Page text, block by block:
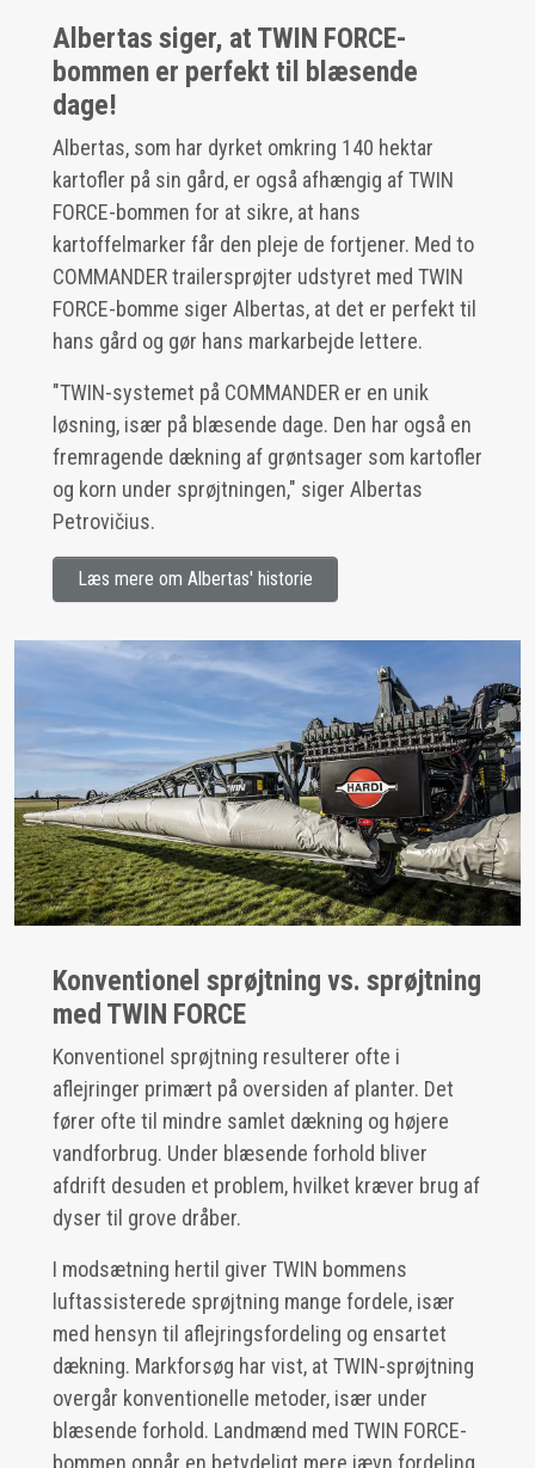
Albertas siger, at TWIN FORCE-
bommen er perfekt til blæsende
dage!
Albertas, som har dyrket omkring 140 hektar
kartofler på sin gård, er også afhængig af TWIN
FORCE-bommen for at sikre, at hans
kartoffelmarker får den pleje de fortjener. Med to
COMMANDER trailersprøjter udstyret med TWIN
FORCE-bomme siger Albertas, at det er perfekt til
hans gård og gør hans markarbejde lettere.
"TWIN-systemet på COMMANDER er en unik
løsning, især på blæsende dage. Den har også en
fremragende dækning af grøntsager som kartofler
og korn under sprøjtningen," siger Albertas
Petrovičius.
Læs mere om Albertas' historie
Konventionel sprøjtning vs. sprøjtning
med TWIN FORCE
Konventionel sprøjtning resulterer ofte i
aflejringer primært på oversiden af planter. Det
fører ofte til mindre samlet dækning og højere
vandforbrug. Under blæsende forhold bliver
afdrift desuden et problem, hvilket kræver brug af
dyser til grove dråber.
I modsætning hertil giver TWIN bommens
luftassisterede sprøjtning mange fordele, især
med hensyn til aflejringsfordeling og ensartet
dækning. Markforsøg har vist, at TWIN-sprøjtning
overgår konventionelle metoder, især under
blæsende forhold. Landmænd med TWIN FORCE-
bommen opnår en betydeligt mere jævn fordeling